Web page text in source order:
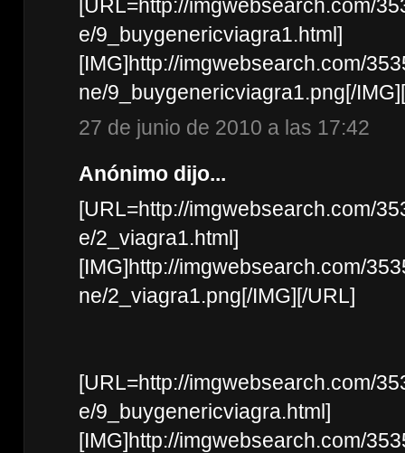
[URL=http://imgwebsearch.com/
e/9_buygenericviagra1.html]
[IMG]http://imgwebsearch.com/
ne/9_buygenericviagra1.png[/
27 de junio de 2010 a las 17:42
Anónimo dijo...
[URL=http://imgwebsearch.com/
e/2_viagra1.html]
[IMG]http://imgwebsearch.com/
ne/2_viagra1.png[/IMG][/URL]
[URL=http://imgwebsearch.com/
e/9_buygenericviagra.html]
[IMG]http://imgwebsearch.com/